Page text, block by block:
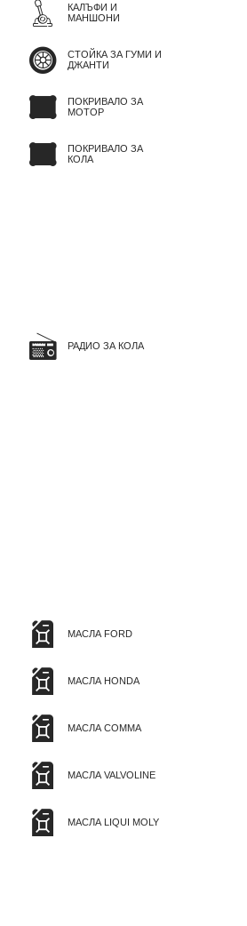
КАЛЪФИ И
МАНШОНИ
СТОЙКА ЗА ГУМИ И
ДЖАНТИ
ПОКРИВАЛО ЗА
МОТОР
ПОКРИВАЛО ЗА
КОЛА
РАДИО ЗА КОЛА
МАСЛА FORD
МАСЛА HONDA
МАСЛА COMMA
МАСЛА VALVOLINE
МАСЛА LIQUI MOLY